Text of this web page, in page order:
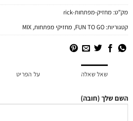
מק"ט:מחזיק-מפתחות-rick
קטגוריות:FUN TO GO
,מחזיקי מפתחות,
MIX
שאל שאלה על הפריט
השם שלך (חובה)